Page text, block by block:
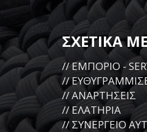
ΣΧΕΤΙΚΑ
// ΕΜΠΟΡΙΟ -
//
// ΑΝΑΡΤΗΣΕΙΣ
// ΕΛΑΤΗΡΙΑ
// ΣΥΝΕΡΓΕΙΟ